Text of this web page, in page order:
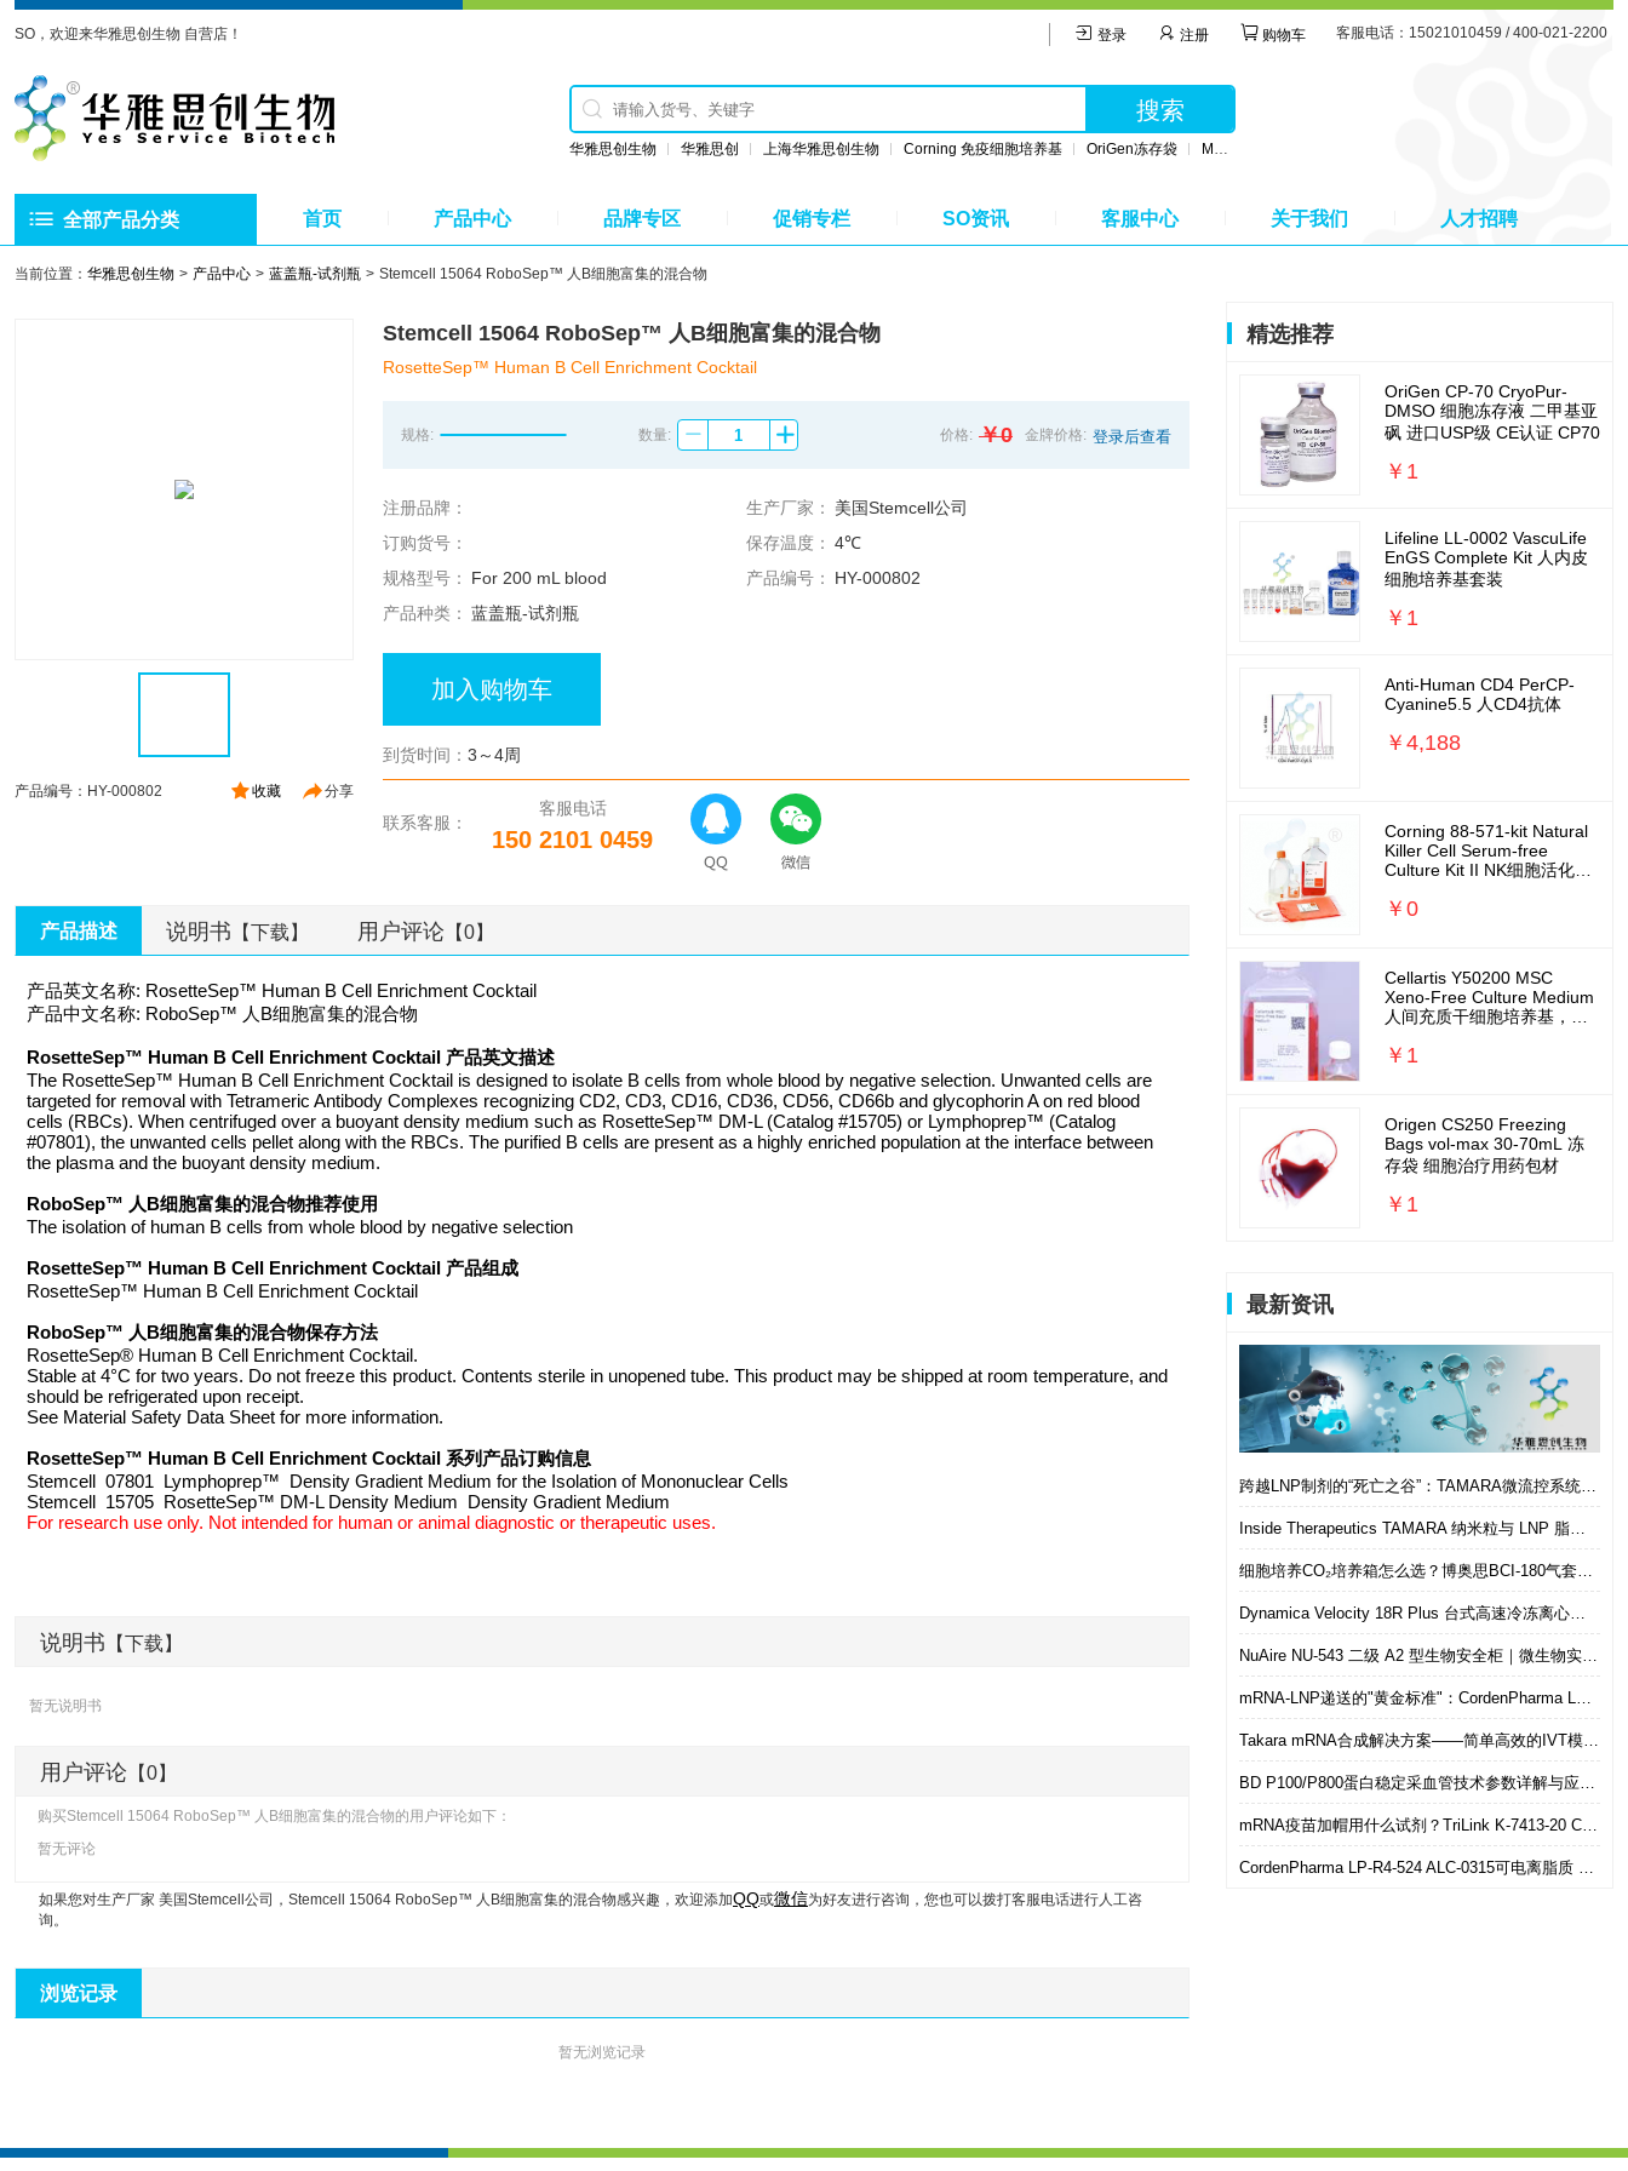
SO，欢迎来华雅思创生物 自营店！ 登录 注册 购物车 客服电话：15021010459 / 400-021-2200
搜索
华雅思创生物 华雅思创 上海华雅思创生物 Corning 免疫细胞培养基 OriGen冻存袋 MSC无血清培养基
全部产品分类 首页 产品中心 品牌专区 促销专栏 SO资讯 客服中心 关于我们 人才招聘
当前位置： 华雅思创生物 产品中心 蓝盖瓶-试剂瓶 Stemcell 15064 RoboSep™ 人B细胞富集的混合物
分享
收藏
产品编号：HY-000802
Stemcell 15064 RoboSep™ 人B细胞富集的混合物
RosetteSep™ Human B Cell Enrichment Cocktail
规格: 数量: 价格: ￥0 金牌价格: 登录后查看
注册品牌： 生产厂家：
美国Stemcell公司
订购货号：
保存温度： 4℃
规格型号：
For 200 mL blood 产品编号：
HY-000802
产品种类： 蓝盖瓶-试剂瓶
加入购物车
到货时间： 3～4周
联系客服：
客服电话
150 2101 0459
产品描述 说明书 【下载】 用户评论 【0】
产品英文名称: RosetteSep™ Human B Cell Enrichment Cocktail
产品中文名称: RoboSep™ 人B细胞富集的混合物
RosetteSep™ Human B Cell Enrichment Cocktail 产品英文描述
The RosetteSep™ Human B Cell Enrichment Cocktail is designed to isolate B cells from whole blood by negative selection. Unwanted cells are
targeted for removal with Tetrameric Antibody Complexes recognizing CD2, CD3, CD16, CD36, CD56, CD66b and glycophorin A on red blood
cells (RBCs). When centrifuged over a buoyant density medium such as RosetteSep™ DM-L (Catalog #15705) or Lymphoprep™ (Catalog
#07801), the unwanted cells pellet along with the RBCs. The purified B cells are present as a highly enriched population at the interface between
the plasma and the buoyant density medium.
RoboSep™ 人B细胞富集的混合物推荐使用
The isolation of human B cells from whole blood by negative selection
RosetteSep™ Human B Cell Enrichment Cocktail 产品组成
RosetteSep™ Human B Cell Enrichment Cocktail
RoboSep™ 人B细胞富集的混合物保存方法
RosetteSep® Human B Cell Enrichment Cocktail.
Stable at 4°C for two years. Do not freeze this product. Contents sterile in unopened tube. This product may be shipped at room temperature, and
should be refrigerated upon receipt.
See Material Safety Data Sheet for more information.
RosetteSep™ Human B Cell Enrichment Cocktail 系列产品订购信息
Stemcell 07801 Lymphoprep™ Density Gradient Medium for the Isolation of Mononuclear Cells
Stemcell 15705 RosetteSep™ DM-L Density Medium Density Gradient Medium
For research use only. Not intended for human or animal diagnostic or therapeutic uses.
说明书 【下载】
暂无说明书
用户评论 【0】
购买Stemcell 15064 RoboSep™ 人B细胞富集的混合物的用户评论如下：
暂无评论
如果您对生产厂家 美国Stemcell公司， Stemcell 15064 RoboSep™ 人B细胞富集的混合物感兴趣，欢迎添加QQ或微信为好友进行咨询，您也可以拨打客服电话进行人工咨
询。
浏览记录
暂无浏览记录
精选推荐
OriGen CP-70 CryoPur-
DMSO 细胞冻存液 二甲基亚
砜 进口USP级 CE认证 CP70
￥1
Lifeline LL-0002 VascuLife
EnGS Complete Kit 人内皮
细胞培养基套装
￥1
Anti-Human CD4 PerCP-
Cyanine5.5 人CD4抗体
￥4,188
Corning 88-571-kit Natural
Killer Cell Serum-free
Culture Kit II NK细胞活化扩
￥0
Cellartis Y50200 MSC
Xeno-Free Culture Medium
人间充质干细胞培养基，无
￥1
Origen CS250 Freezing
Bags vol-max 30-70mL 冻
存袋 细胞治疗用药包材
￥1
最新资讯
跨越LNP制剂的“死亡之谷”：TAMARA微流控系统如何实现从筛选到体内的无缝衔接
Inside Therapeutics TAMARA 纳米粒与 LNP 脂质纳米粒递送制剂系统 微流控 LNP 制备平台
细胞培养CO₂培养箱怎么选？博奥思BCI-180气套式培养箱 进口替代优选
Dynamica Velocity 18R Plus 台式高速冷冻离心机｜多样本通量生物分离优选设备
NuAire NU-543 二级 A2 型生物安全柜｜微生物实验室安全操作优选设备
mRNA-LNP递送的"黄金标准"：CordenPharma LP-R4-524（ALC-0315）可电离脂质技术解析
Takara mRNA合成解决方案——简单高效的IVT模板制备
BD P100/P800蛋白稳定采血管技术参数详解与应用选型指南
mRNA疫苗加帽用什么试剂？TriLink K-7413-20 CleanCap共转录加帽 华雅思创现货直发
CordenPharma LP-R4-524 ALC-0315可电离脂质 mRNA-LNP递送专用 华雅思创现货供应